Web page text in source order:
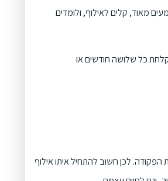
מאוד, קלים לאילוף, ולומדים
כל שלושה חודשים או
הפקודה. לכן חשוב להתחיל איתו אילוף